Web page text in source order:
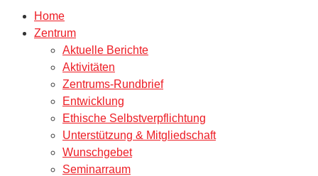
Home
Zentrum
Aktuelle Berichte
Aktivitäten
Zentrums-Rundbrief
Entwicklung
Ethische Selbstverpflichtung
Unterstützung & Mitgliedschaft
Wunschgebet
Seminarraum